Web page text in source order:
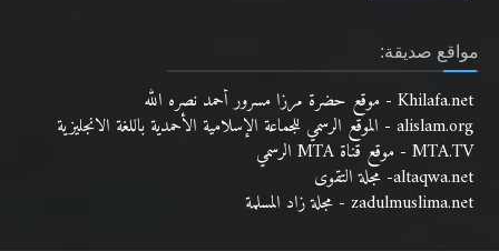
مواقع صديقة:
Khilafa.net - موقع حضرة مرزا مسرور أحمد نصره الله
alislam.org - الموقع الرسمي للجماعة الإسلامية الأحمدية باللغة الانجليزية
MTA.TV - موقع قناة MTA الرسمي
altaqwa.net- مجلة التقوى
zadulmuslima.net - مجلة زاد المسلمة